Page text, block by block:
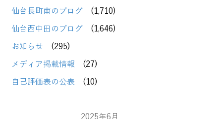
仙台長町南のブログ(1,710)
仙台西中田のブログ(1,646)
お知らせ(295)
メディア掲載情報 (27)
自己評価表の公表 (10)
2025年6月